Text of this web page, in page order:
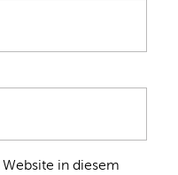
in diesem